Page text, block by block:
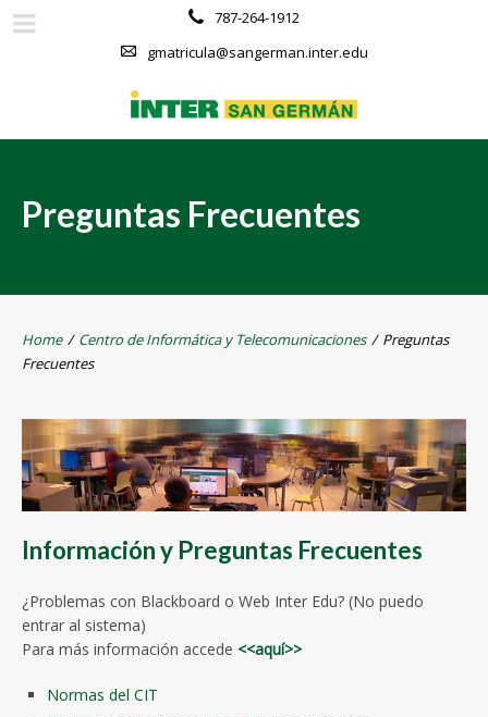
787-264-1912
gmatricula@sangerman.inter.edu
Preguntas Frecuentes
Home / Centro de Informática y Telecomunicaciones / Preguntas
Frecuentes
Información y Preguntas Frecuentes
¿Problemas con Blackboard o Web Inter Edu? (No puedo
entrar al sistema)
Para más información accede <<aquí>>
Normas del CIT